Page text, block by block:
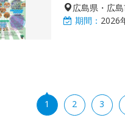
広島県・広
期間： 2026
1 2 3